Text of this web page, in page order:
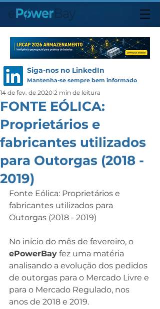
Siga-nos no LinkedIn
Mantenha-se sempre bem informado
FONTE EÓLICA:
Proprietários e
fabricantes utilizados
para Outorgas (2018 -
2019)
14 de fev. de 2020 2 min de leitura
Fonte Eólica: Proprietários e
fabricantes utilizados para
Outorgas (2018 - 2019)
No início do mês de fevereiro, o
ePowerBay fez uma matéria
analisando a evolução dos pedidos
de outorgas para o Mercado Livre e
para o Mercado Regulado, nos
anos de 2018 e 2019.